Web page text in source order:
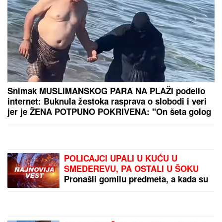
Pričalo se da ima nešto
sa njegovim OCEM, a
sada ga PRIMILA U STAN
i sve mu je bliža: SNIMAK
STANIJE I BIVŠEG
CIMERA USIJAO MREŽE!
(VIDEO)
"ZATO JE I BIVŠI"Jovana